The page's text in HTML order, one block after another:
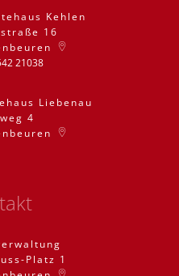
Kehlen
16
21038
Liebenau
4
Platz 1